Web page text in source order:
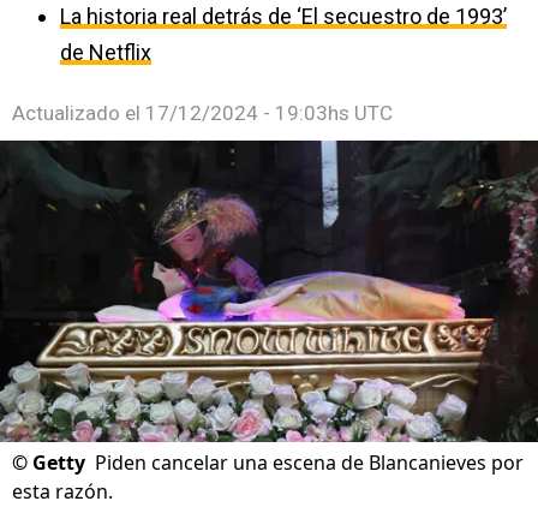
La historia real detrás de ‘El secuestro de 1993’
de Netflix
Actualizado el 17/12/2024 - 19:03hs UTC
© Getty Piden cancelar una escena de Blancanieves por
esta razón.